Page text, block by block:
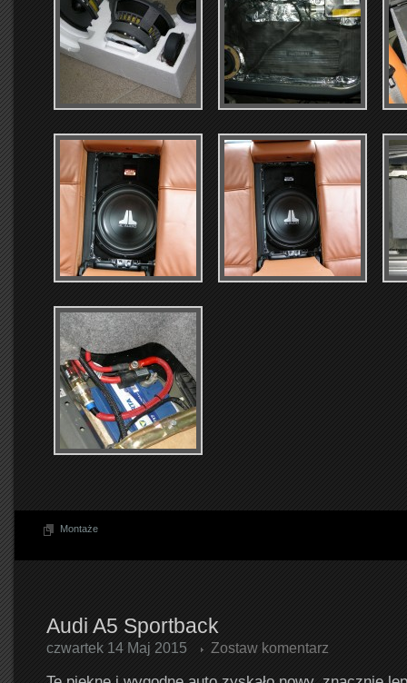
Montaże
Audi A5 Sportback
czwartek 14 Maj 2015 Zostaw komentarz